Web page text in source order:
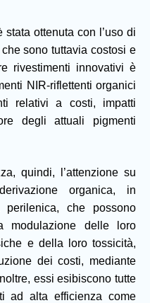
ottenuta con l’uso di
sono tuttavia costosi e
rivestimenti innovativi è
NIR-riflettenti organici
relativi a costi, impatti
degli attuali pigmenti
quindi, l’attenzione su
organica, in
che possono
modulazione delle loro
e della loro tossicità,
dei costi, mediante
essi esibiscono tutte
ad alta efficienza come